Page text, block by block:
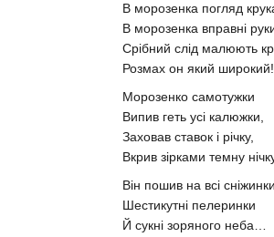
В морозенка погляд
В морозенка вправні
Срібний слід малюють
Розмах он який широкий!
Морозенко самотужки
Випив геть усі калюжки,
Заховав ставок і річку,
Вкрив зірками темну
Він пошив на всі
Шестикутні пелеринки
Й сукні зоряного неба…